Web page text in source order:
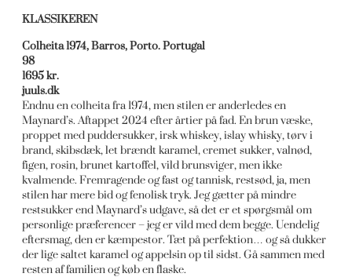
KLASSIKEREN
Colheita 1974, Barros, Porto. Portugal
98
1695 kr.
juuls.dk
Endnu en colheita fra 1974, men stilen er anderledes en
Maynard’s. Aftappet 2024 efter årtier på fad. En brun væske,
proppet med puddersukker, irsk whiskey, islay whisky, tørv i
brand, skibsdæk, let brændt karamel, cremet sukker, valnød,
figen, rosin, brunet kartoffel, vild brunsviger, men ikke
kvalmende. Fremragende og fast og tannisk, restsød, ja, men
stilen har mere bid og fenolisk tryk. Jeg gætter på mindre
restsukker end Maynard’s udgave, så det er et spørgsmål om
personlige præferencer – jeg er vild med dem begge. Uendelig
eftersmag, den er kæmpestor. Tæt på perfektion… og så dukker
der lige saltet karamel og appelsin op til sidst. Gå sammen med
resten af familien og køb en flaske.